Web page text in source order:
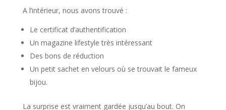
A l’intérieur, nous avons trouvé :
Le certificat d’authentification
Un magazine lifestyle très intéressant
Des bons de réduction
Un petit sachet en velours où se trouvait le fameux
bijou.
La surprise est vraiment gardée jusqu’au bout. On